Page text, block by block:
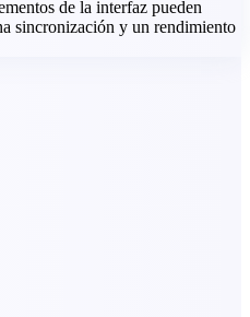
de la interfaz pueden
sincronización y un rendimiento